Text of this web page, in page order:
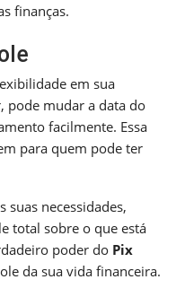
finanças.
em sua
pode mudar a data do
facilmente. Essa
para quem pode ter
suas necessidades,
total sobre o que está
poder do Pix
da sua vida financeira.